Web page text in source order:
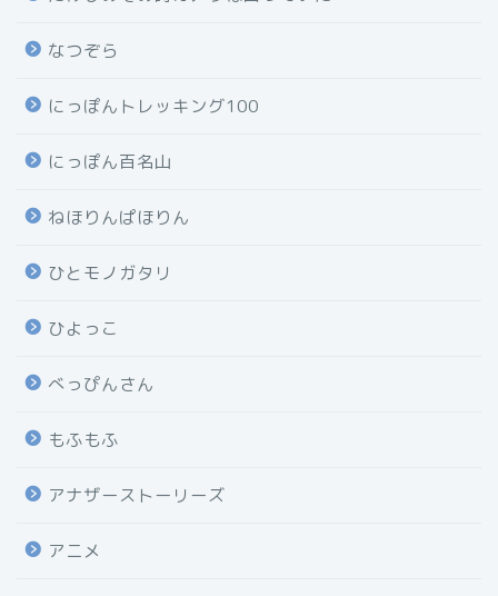
なつぞら
にっぽんトレッキング100
にっぽん百名山
ねほりんぱほりん
ひとモノガタリ
ひよっこ
べっぴんさん
もふもふ
アナザーストーリーズ
アニメ